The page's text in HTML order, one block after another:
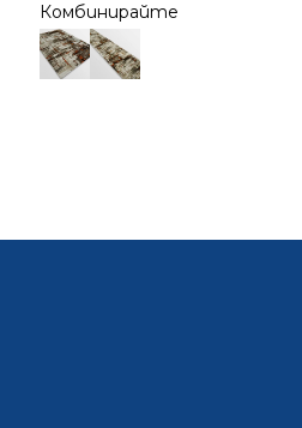
Комбинирайте